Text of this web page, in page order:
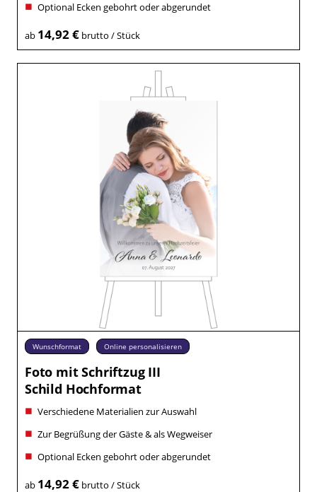
Optional Ecken gebohrt oder abgerundet
ab 14,92 €brutto / Stück
Wunschformat Online personalisieren
Foto mit Schriftzug III
Schild Hochformat
Verschiedene Materialien zur Auswahl
Zur Begrüßung der Gäste & als Wegweiser
Optional Ecken gebohrt oder abgerundet
ab 14,92 €brutto / Stück